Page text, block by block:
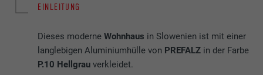
EINLEITUNG
Dieses moderneWohnhaus in Slowenien ist mit einer
langlebigen Aluminiumhülle von PREFALZ in der Farbe
P.10 Hellgrau verkleidet.